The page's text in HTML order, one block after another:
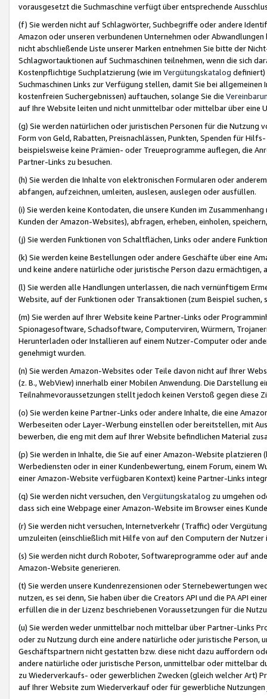
vorausgesetzt die Suchmaschine verfügt über entsprechende
(f) Sie werden nicht auf Schlagwörter, Suchbegriffe oder andere
Amazon oder unseren verbundenen Unternehmen oder
nicht abschließende Liste unserer Marken entnehmen Sie bitte der
Schlagwortauktionen auf Suchmaschinen teilnehmen, wenn die sich
Kostenpflichtige Suchplatzierung (wie im Vergütungskatalog definiert)
Suchmaschinen Links zur Verfügung stellen, damit Sie bei
kostenfreien Suchergebnissen) auftauchen, solange Sie die
auf Ihre Website leiten und nicht unmittelbar oder mittelbar über eine
(g) Sie werden natürlichen oder juristischen Personen für die Nutzung
Form von Geld, Rabatten, Preisnachlässen, Punkten, Spenden für
beispielsweise keine Prämien- oder Treueprogramme auflegen, die
Partner-Links zu besuchen.
(h) Sie werden die Inhalte von elektronischen Formularen oder
abfangen, aufzeichnen, umleiten, auslesen, auslegen oder ausfüllen.
(i) Sie werden keine Kontodaten, die unsere Kunden im
Kunden der Amazon-Websites), abfragen, erheben, einholen,
(j) Sie werden Funktionen von Schaltflächen, Links oder andere
(k) Sie werden keine Bestellungen oder andere Geschäfte über eine
und keine andere natürliche oder juristische Person dazu
(l) Sie werden alle Handlungen unterlassen, die nach vernünftigem
Website, auf der Funktionen oder Transaktionen (zum Beispiel
(m) Sie werden auf Ihrer Website keine Partner-Links oder
Spionagesoftware, Schadsoftware, Computerviren, Würmern,
Herunterladen oder Installieren auf einem Nutzer-Computer oder
genehmigt wurden.
(n) Sie werden Amazon-Websites oder Teile davon nicht auf Ihrer
(z. B., WebView) innerhalb einer Mobilen Anwendung. Die Darstellung
Teilnahmevoraussetzungen stellt jedoch keinen Verstoß gegen diese
(o) Sie werden keine Partner-Links oder andere Inhalte, die eine
Werbeseiten oder Layer-Werbung einstellen oder bereitstellen, mit
bewerben, die eng mit dem auf Ihrer Website befindlichen Material
(p) Sie werden in Inhalte, die Sie auf einer Amazon-Website
Werbediensten oder in einer Kundenbewertung, einem Forum, einem
einer Amazon-Website verfügbaren Kontext) keine Partner-Links
(q) Sie werden nicht versuchen, den Vergütungskatalog zu umgehen
dass sich eine Webpage einer Amazon-Website im Browser eines
(r) Sie werden nicht versuchen, Internetverkehr (Traffic) oder
umzuleiten (einschließlich mit Hilfe von auf den Computern der
(s) Sie werden nicht durch Roboter, Softwareprogramme oder auf
Amazon-Website generieren.
(t) Sie werden unsere Kundenrezensionen oder Sternebewertungen
nutzen, es sei denn, Sie haben über die Creators API und die PA API
erfüllen die in der Lizenz beschriebenen Voraussetzungen für die
(u) Sie werden weder unmittelbar noch mittelbar über Partner-Links
oder zu Nutzung durch eine andere natürliche oder juristische
Geschäftspartnern nicht gestatten bzw. diese nicht dazu auffordern
andere natürliche oder juristische Person, unmittelbar oder mittelbar
zu Wiederverkaufs- oder gewerblichen Zwecken (gleich welcher Art)
auf Ihrer Website zum Wiederverkauf oder für gewerbliche